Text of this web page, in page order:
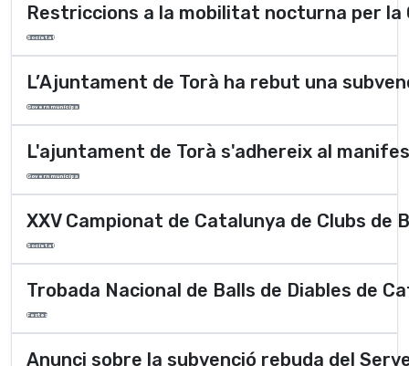
Restriccions a la mobilitat nocturna per la
Societat
L’Ajuntament de Torà ha rebut una
Govern municipal
L'ajuntament de Torà s'adhereix al
Govern municipal
XXV Campionat de Catalunya de Clubs de
Societat
Trobada Nacional de Balls de Diables de
Festes
Anunci sobre la subvenció rebuda del